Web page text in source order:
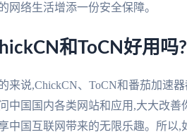
网络生活增添一份安全保障。
和ToCN好用吗?
来说,ChickCN、ToCN和番茄加速
中国国内各类网站和应用,大大改
中国互联网带来的无限乐趣。所以